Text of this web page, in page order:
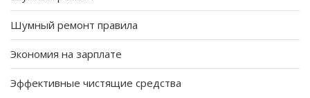
Шумный ремонт правила
Экономия на зарплате
Эффективные чистящие средства